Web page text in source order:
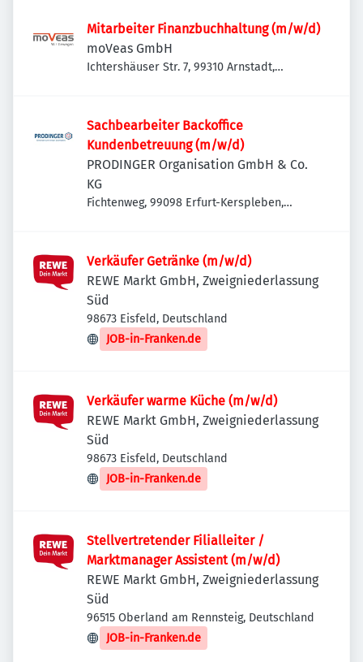
Mitarbeiter Finanzbuchhaltung (m/w/d)
moVeas GmbH
Ichtershäuser Str. 7, 99310 Arnstadt,
Sachbearbeiter Backoffice
Kundenbetreuung (m/w/d)
PRODINGER Organisation GmbH & Co.
KG
Fichtenweg, 99098 Erfurt-Kerspleben,
Verkäufer Getränke (m/w/d)
REWE Markt GmbH, Zweigniederlassung
Süd
98673 Eisfeld, Deutschland
JOB-in-Franken.de
Verkäufer warme Küche (m/w/d)
REWE Markt GmbH, Zweigniederlassung
Süd
98673 Eisfeld, Deutschland
JOB-in-Franken.de
Stellvertretender Filialleiter /
Marktmanager Assistent (m/w/d)
REWE Markt GmbH, Zweigniederlassung
Süd
96515 Oberland am Rennsteig, Deutschland
JOB-in-Franken.de